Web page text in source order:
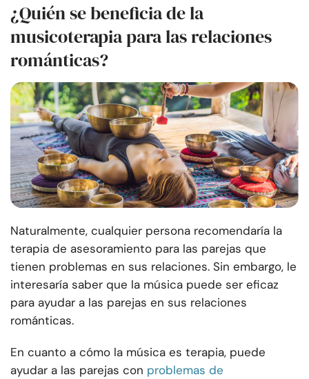
¿Quién se beneficia de la
musicoterapia para las relaciones
románticas?
Naturalmente, cualquier persona recomendaría la
terapia de asesoramiento para las parejas que
tienen problemas en sus relaciones. Sin embargo, le
interesaría saber que la música puede ser eficaz
para ayudar a las parejas en sus relaciones
románticas.
En cuanto a cómo la música es terapia, puede
ayudar a las parejas con problemas de